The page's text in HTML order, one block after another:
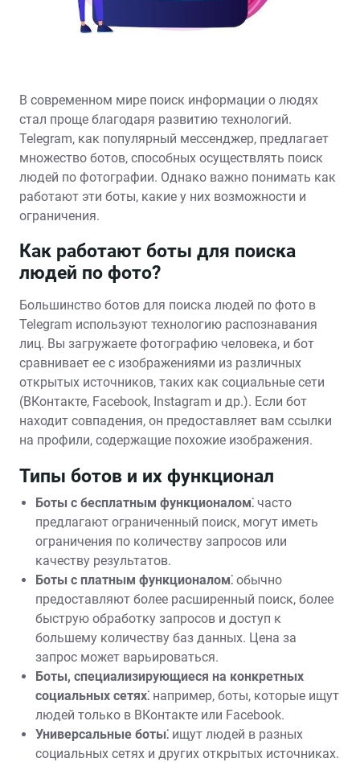
В современном мире поиск информации о людях
стал проще благодаря развитию технологий.
Telegram, как популярный мессенджер, предлагает
множество ботов, способных осуществлять поиск
людей по фотографии. Однако важно понимать как
работают эти боты, какие у них возможности и
ограничения.
Как работают боты для поиска
людей по фото?
Большинство ботов для поиска людей по фото в
Telegram используют технологию распознавания
лиц. Вы загружаете фотографию человека, и бот
сравнивает ее с изображениями из различных
открытых источников, таких как социальные сети
(ВКонтакте, Facebook, Instagram и др.). Если бот
находит совпадения, он предоставляет вам ссылки
на профили, содержащие похожие изображения.
Типы ботов и их функционал
Боты с бесплатным функционалом⁚ часто
предлагают ограниченный поиск, могут иметь
ограничения по количеству запросов или
качеству результатов.
Боты с платным функционалом⁚ обычно
предоставляют более расширенный поиск, более
быструю обработку запросов и доступ к
большему количеству баз данных. Цена за
запрос может варьироваться.
Боты, специализирующиеся на конкретных
социальных сетях⁚ например, боты, которые ищут
людей только в ВКонтакте или Facebook.
Универсальные боты⁚ ищут людей в разных
социальных сетях и других открытых источниках.